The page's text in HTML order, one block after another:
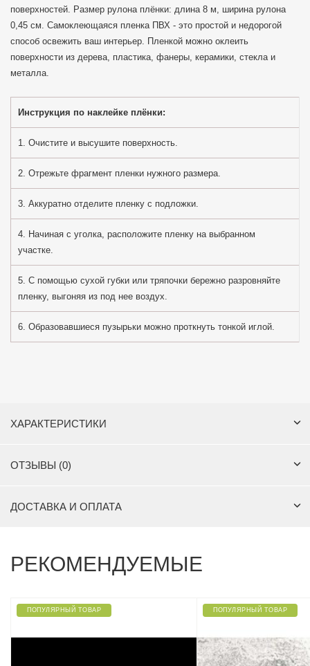
поверхностей. Размер рулона плёнки: длина 8 м, ширина рулона
0,45 см. Самоклеющаяся пленка ПВХ - это простой и недорогой
способ освежить ваш интерьер. Пленкой можно оклеить
поверхности из дерева, пластика, фанеры, керамики, стекла и
металла.
Инструкция по наклейке плёнки:
1. Очистите и высушите поверхность.
2. Отрежьте фрагмент пленки нужного размера.
3. Аккуратно отделите пленку с подложки.
4. Начиная с уголка, расположите пленку на выбранном
участке.
5. С помощью сухой губки или тряпочки бережно разровняйте
пленку, выгоняя из под нее воздух.
6. Образовавшиеся пузырьки можно проткнуть тонкой иглой.
ХАРАКТЕРИСТИКИ
ОТЗЫВЫ (0)
ДОСТАВКА И ОПЛАТА
РЕКОМЕНДУЕМЫЕ
ПОПУЛЯРНЫЙ ТОВАР ПОПУЛЯРНЫЙ ТОВАР